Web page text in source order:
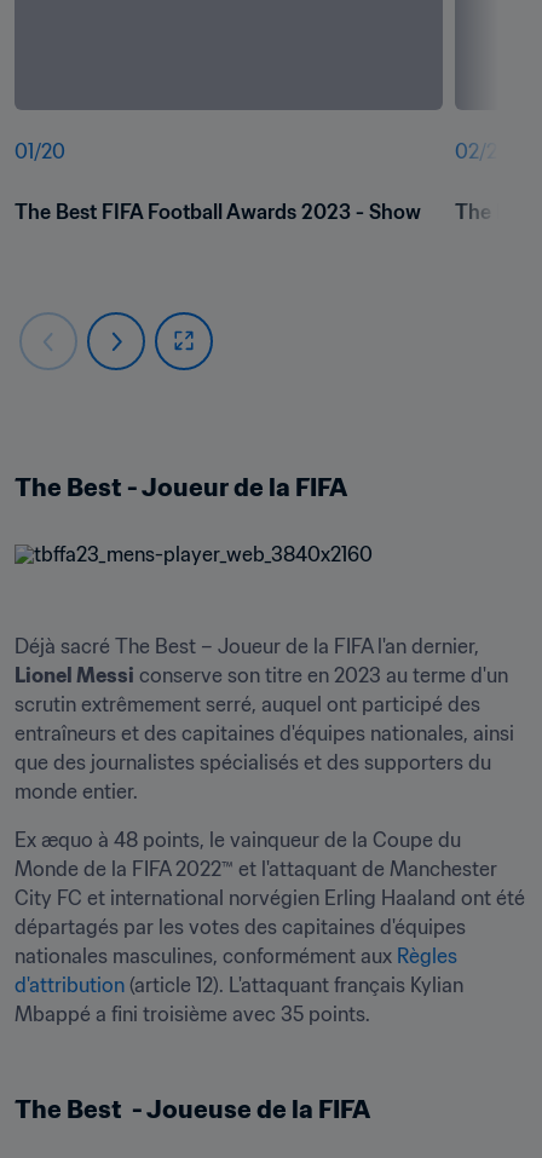
01 /20
The Best FIFA Football Awards 2023 - Show
02/20
The
The Best - Joueur de la FIFA
Lionel Messi conserve son titre en 2023 au terme d'un
scrutin extrêmement serré, auquel ont participé des
entraîneurs et des capitaines d'équipes nationales, ainsi
que des journalistes spécialisés et des supporters du
monde entier.
Ex æquo à 48 points, le vainqueur de la Coupe du
Monde de la FIFA 2022™ et l'attaquant de Manchester
City FC et international norvégien Erling Haaland ont été
départagés par les votes des capitaines d'équipes
nationales masculines, conformément aux Règles
d'attribution (article 12). L'attaquant français Kylian
Mbappé a fini troisième avec 35 points.
The Best  - Joueuse de la FIFA